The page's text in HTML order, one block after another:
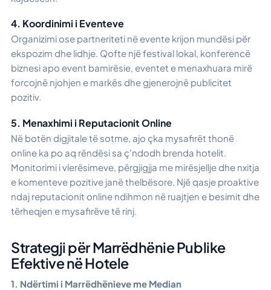
4. Koordinimi i Eventeve
Organizimi ose partneriteti në evente krijon mundësi për
ekspozim dhe lidhje. Qofte një festival lokal, konferencë
biznesi apo event bamirësie, eventet e menaxhuara mirë
forcojnë njohjen e markës dhe gjenerojnë publicitet
pozitiv.
5. Menaxhimi i Reputacionit Online
Në botën digjitale të sotme, ajo çka mysafirët thonë
online ka po aq rëndësi sa ç'ndodh brenda hotelit.
Monitorimi i vlerësimeve, përgjigjja me mirësjellje dhe nxitja
e komenteve pozitive janë thelbësore. Një qasje proaktive
ndaj reputacionit online ndihmon në ruajtjen e besimit dhe
tërheqjen e mysafirëve të rinj.
Strategji për Marrëdhënie Publike
Efektive në Hotele
1. Ndërtimi i Marrëdhënieve me Median